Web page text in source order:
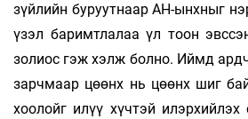
зүйлийн буруутнаар АН-ынхныг
үзэл баримтлалаа үл тоон
золиос гэж хэлж болно. Иймд
зарчмаар цөөнх нь цөөнх шиг
хоолойг илүү хүчтэй